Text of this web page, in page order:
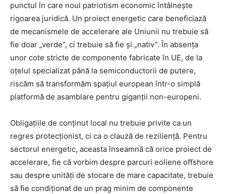
punctul în care noul patriotism economic întâlnește
rigoarea juridică. Un proiect energetic care beneficiază
de mecanismele de accelerare ale Uniunii nu trebuie să
fie doar „verde”, ci trebuie să fie și „nativ”. În absența
unor cote stricte de componente fabricate în UE, de la
oțelul specializat până la semiconductorii de putere,
riscăm să transformăm spațiul european într-o simplă
platformă de asamblare pentru giganții non-europeni.
Obligațiile de conținut local nu trebuie privite ca un
regres protecționist, ci ca o clauză de reziliență. Pentru
sectorul energetic, aceasta înseamnă că orice proiect de
accelerare, fie că vorbim despre parcuri eoliene offshore
sau despre unități de stocare de mare capacitate, trebuie
să fie condiționat de un prag minim de componente